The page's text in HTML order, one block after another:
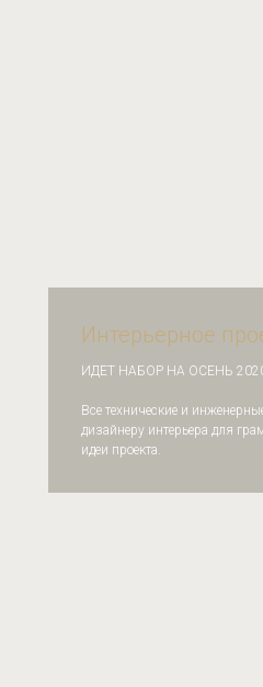
Интерьерное
ИДЕТ НАБОР НА ОСЕНЬ
Все технические и
дизайнеру интерьера для
идеи проекта.